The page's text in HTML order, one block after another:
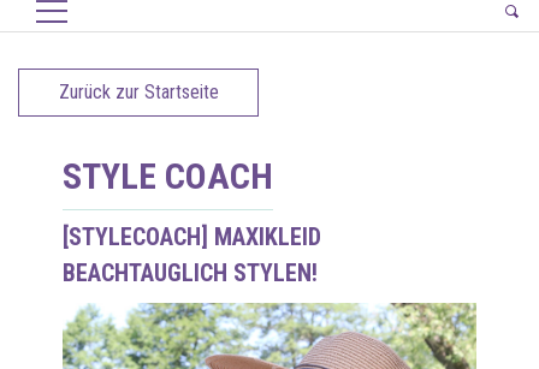
Zurück zur Startseite
STYLE COACH
[STYLECOACH] MAXIKLEID
BEACHTAUGLICH STYLEN!